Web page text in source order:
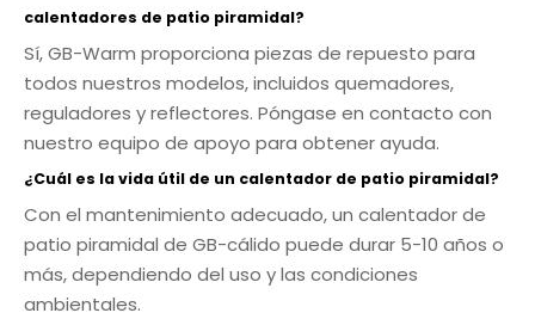
calentadores de patio piramidal?
Sí, GB-Warm proporciona piezas de repuesto para
todos nuestros modelos, incluidos quemadores,
reguladores y reflectores. Póngase en contacto con
nuestro equipo de apoyo para obtener ayuda.
¿Cuál es la vida útil de un calentador de patio piramidal?
Con el mantenimiento adecuado, un calentador de
patio piramidal de GB-cálido puede durar 5-10 años o
más, dependiendo del uso y las condiciones
ambientales.